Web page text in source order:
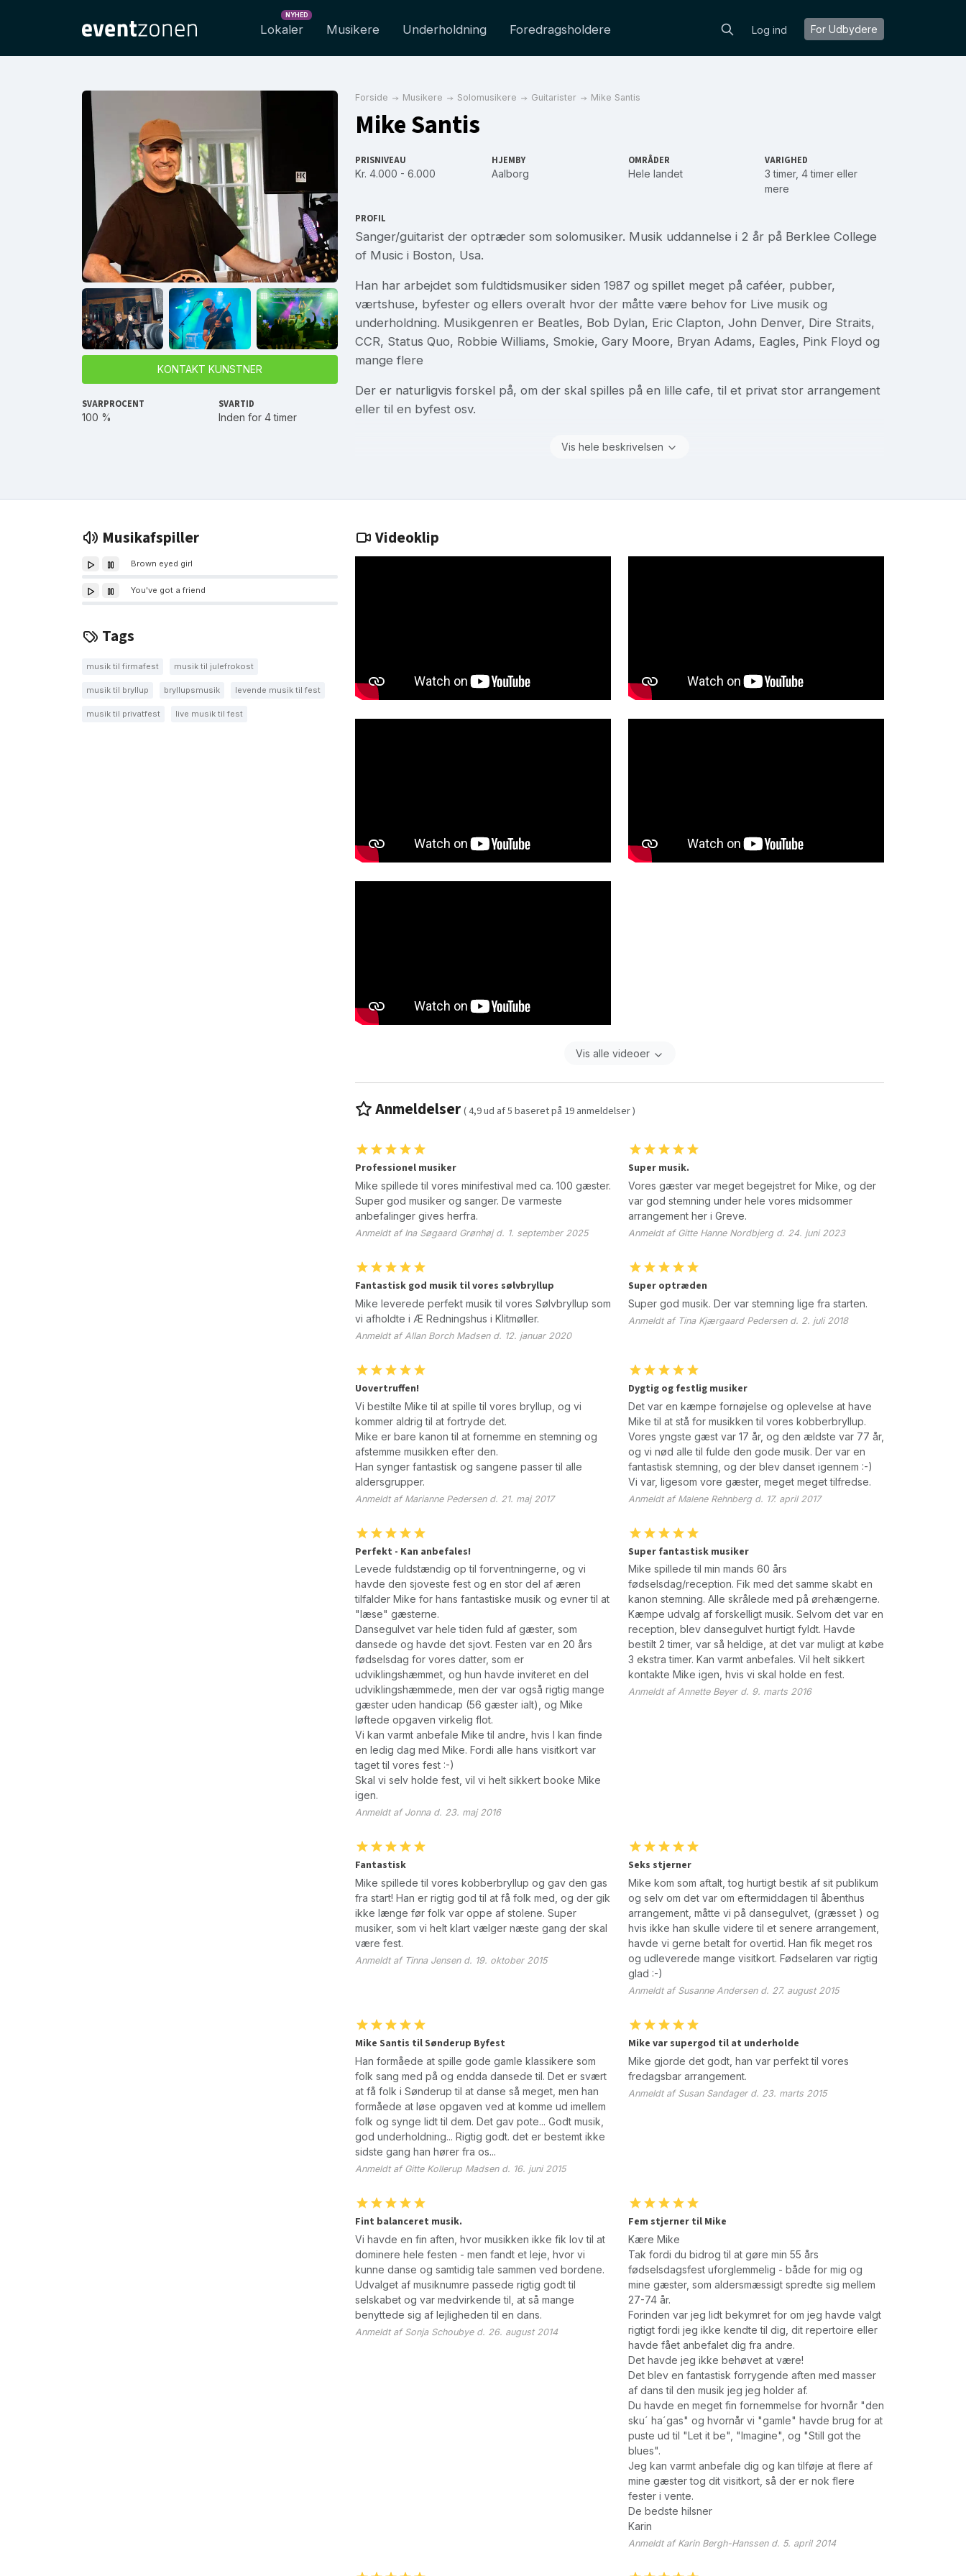
Lokaler
NYHED
Musikere Underholdning Foredragsholdere Log ind For Udbydere
KONTAKT KUNSTNER
SVARPROCENT
100 %
SVARTID
Inden for 4 timer
Forside Musikere Solomusikere Guitarister Mike Santis
Mike Santis
PRISNIVEAU
Kr. 4.000 - 6.000
HJEMBY
Aalborg
OMRÅDER
Hele landet
VARIGHED
3 timer, 4 timer eller
mere
PROFIL
Sanger/guitarist der optræder som solomusiker. Musik uddannelse i 2 år på Berklee College
of Music i Boston, Usa.
Han har arbejdet som fuldtidsmusiker siden 1987 og spillet meget på caféer, pubber,
værtshuse, byfester og ellers overalt hvor der måtte være behov for Live musik og
underholdning. Musikgenren er Beatles, Bob Dylan, Eric Clapton, John Denver, Dire Straits,
CCR, Status Quo, Robbie Williams, Smokie, Gary Moore, Bryan Adams, Eagles, Pink Floyd og
mange flere
Der er naturligvis forskel på, om der skal spilles på en lille cafe, til et privat stor arrangement
eller til en byfest osv.
Vis hele beskrivelsen
Musikafspiller
Brown eyed girl
You've got a friend
Tags
musik til firmafest musik til julefrokost
musik til bryllup bryllupsmusik levende musik til fest
musik til privatfest live musik til fest
Videoklip
Vis alle videoer
Anmeldelser(4,9ud af5baseret på 19anmeldelser )
Professionel musiker
Mike spillede til vores minifestival med ca. 100 gæster.
Super god musiker og sanger. De varmeste
anbefalinger gives herfra.
Anmeldt af Ina Søgaard Grønhøj d. 1. september 2025
Super musik.
Vores gæster var meget begejstret for Mike, og der
var god stemning under hele vores midsommer
arrangement her i Greve.
Anmeldt af Gitte Hanne Nordbjerg d. 24. juni 2023
Fantastisk god musik til vores sølvbryllup
Mike leverede perfekt musik til vores Sølvbryllup som
vi afholdte i Æ Redningshus i Klitmøller.
Anmeldt af Allan Borch Madsen d. 12. januar 2020
Super optræden
Super god musik. Der var stemning lige fra starten.
Anmeldt af Tina Kjærgaard Pedersen d. 2. juli 2018
Uovertruffen!
Vi bestilte Mike til at spille til vores bryllup, og vi
kommer aldrig til at fortryde det.
Mike er bare kanon til at fornemme en stemning og
afstemme musikken efter den.
Han synger fantastisk og sangene passer til alle
aldersgrupper.
Anmeldt af Marianne Pedersen d. 21. maj 2017
Dygtig og festlig musiker
Det var en kæmpe fornøjelse og oplevelse at have
Mike til at stå for musikken til vores kobberbryllup.
Vores yngste gæst var 17 år, og den ældste var 77 år,
og vi nød alle til fulde den gode musik. Der var en
fantastisk stemning, og der blev danset igennem :-)
Vi var, ligesom vore gæster, meget meget tilfredse.
Anmeldt af Malene Rehnberg d. 17. april 2017
Perfekt - Kan anbefales!
Levede fuldstændig op til forventningerne, og vi
havde den sjoveste fest og en stor del af æren
tilfalder Mike for hans fantastiske musik og evner til at
"læse" gæsterne.
Dansegulvet var hele tiden fuld af gæster, som
dansede og havde det sjovt. Festen var en 20 års
fødselsdag for vores datter, som er
udviklingshæmmet, og hun havde inviteret en del
udviklingshæmmede, men der var også rigtig mange
gæster uden handicap (56 gæster ialt), og Mike
løftede opgaven virkelig flot.
Vi kan varmt anbefale Mike til andre, hvis I kan finde
en ledig dag med Mike. Fordi alle hans visitkort var
taget til vores fest :-)
Skal vi selv holde fest, vil vi helt sikkert booke Mike
igen.
Anmeldt af Jonna d. 23. maj 2016
Super fantastisk musiker
Mike spillede til min mands 60 års
fødselsdag/reception. Fik med det samme skabt en
kanon stemning. Alle skrålede med på ørehængerne.
Kæmpe udvalg af forskelligt musik. Selvom det var en
reception, blev dansegulvet hurtigt fyldt. Havde
bestilt 2 timer, var så heldige, at det var muligt at købe
3 ekstra timer. Kan varmt anbefales. Vil helt sikkert
kontakte Mike igen, hvis vi skal holde en fest.
Anmeldt af Annette Beyer d. 9. marts 2016
Fantastisk
Mike spillede til vores kobberbryllup og gav den gas
fra start! Han er rigtig god til at få folk med, og der gik
ikke længe før folk var oppe af stolene. Super
musiker, som vi helt klart vælger næste gang der skal
være fest.
Anmeldt af Tinna Jensen d. 19. oktober 2015
Seks stjerner
Mike kom som aftalt, tog hurtigt bestik af sit publikum
og selv om det var om eftermiddagen til åbenthus
arrangement, måtte vi på dansegulvet, (græsset ) og
hvis ikke han skulle videre til et senere arrangement,
havde vi gerne betalt for overtid. Han fik meget ros
og udleverede mange visitkort. Fødselaren var rigtig
glad :-)
Anmeldt af Susanne Andersen d. 27. august 2015
Mike Santis til Sønderup Byfest
Han formåede at spille gode gamle klassikere som
folk sang med på og endda dansede til. Det er svært
at få folk i Sønderup til at danse så meget, men han
formåede at løse opgaven ved at komme ud imellem
folk og synge lidt til dem. Det gav pote... Godt musik,
god underholdning... Rigtig godt. det er bestemt ikke
sidste gang han hører fra os...
Anmeldt af Gitte Kollerup Madsen d. 16. juni 2015
Mike var supergod til at underholde
Mike gjorde det godt, han var perfekt til vores
fredagsbar arrangement.
Anmeldt af Susan Sandager d. 23. marts 2015
Fint balanceret musik.
Vi havde en fin aften, hvor musikken ikke fik lov til at
dominere hele festen - men fandt et leje, hvor vi
kunne danse og samtidig tale sammen ved bordene.
Udvalget af musiknumre passede rigtig godt til
selskabet og var medvirkende til, at så mange
benyttede sig af lejligheden til en dans.
Anmeldt af Sonja Schoubye d. 26. august 2014
Fem stjerner til Mike
Kære Mike
Tak fordi du bidrog til at gøre min 55 års
fødselsdagsfest uforglemmelig - både for mig og
mine gæster, som aldersmæssigt spredte sig mellem
27-74 år.
Forinden var jeg lidt bekymret for om jeg havde valgt
rigtigt fordi jeg ikke kendte til dig, dit repertoire eller
havde fået anbefalet dig fra andre.
Det havde jeg ikke behøvet at være!
Det blev en fantastisk forrygende aften med masser
af dans til den musik jeg jeg holder af.
Du havde en meget fin fornemmelse for hvornår "den
sku´ ha´gas" og hvornår vi "gamle" havde brug for at
puste ud til "Let it be", "Imagine", og "Still got the
blues".
Jeg kan varmt anbefale dig og kan tilføje at flere af
mine gæster tog dit visitkort, så der er nok flere
fester i vente.
De bedste hilsner
Karin
Anmeldt af Karin Bergh-Hanssen d. 5. april 2014